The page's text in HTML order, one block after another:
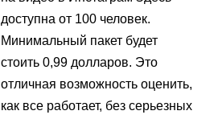
доступна от 100 человек.
Минимальный пакет будет
стоить 0,99 долларов. Это
отличная возможность оценить,
как все работает, без серьезных